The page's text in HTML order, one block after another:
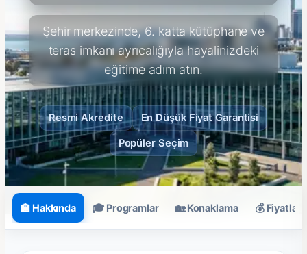
Şehir merkezinde, 6. katta kütüphane ve
teras imkanı ayrıcalığıyla hayalinizdeki
eğitime adım atın.
Resmi Akredite En Düşük Fiyat Garantisi
Popüler Seçim
🏫 Hakkında 🎓 Programlar 🏡 Konaklama 💰 Fiyatlar